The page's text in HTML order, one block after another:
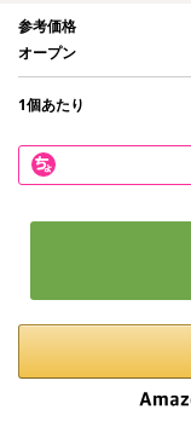
参考価格
オープン
1個あたり